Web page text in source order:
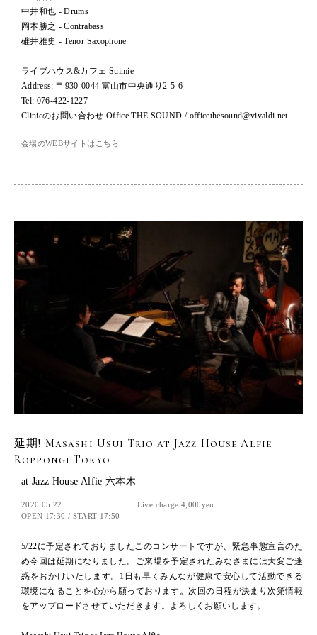
中井和也 - Drums
岡本勝之 - Contrabass
碓井雅史 - Tenor Saxophone
ライブハウス&カフェ Suimie
Address: 〒930-0044 富山市中央通り2-5-6
Tel: 076-422-1227
Clinicのお問い合わせ Office THE SOUND / officethesound@vivaldi.net
会場のWEBサイトはこちら
延期! Masashi Usui Trio at Jazz House Alfie
Roppongi Tokyo
at Jazz House Alfie 六本木
2020.05.22
OPEN 17:30 / START 17:50
Live charge 4,000yen
5/22に予定されておりましたこのコンサートですが、緊急事態宣言のた
め今回は延期になりました。ご来場を予定されたみなさまには大変ご迷
惑をおかけいたします。1日も早くみんなが健康で安心して活動できる
環境になることを心から願っております。次回の日程が決まり次第情報
をアップロードさせていただきます。よろしくお願いします。